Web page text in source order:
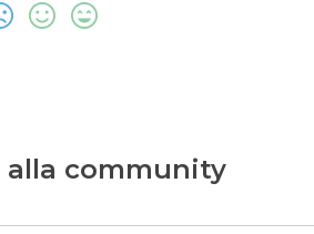
alla community